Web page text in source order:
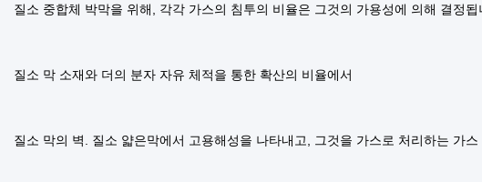
질소 중합체 박막을 위해, 각각 가스의 침투의 비율은 그것의 가용성에 의해 결정됩
질소 막 소재와 더의 분자 자유 체적을 통한 확산의 비율에서
질소 막의 벽. 질소 얇은막에서 고용해성을 나타내고, 그것을 가스로 처리하는 가스